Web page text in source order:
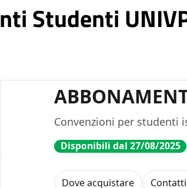
Studenti
Convenzioni per studenti
Disponibili dal 27/08/2025
Dove acquistare